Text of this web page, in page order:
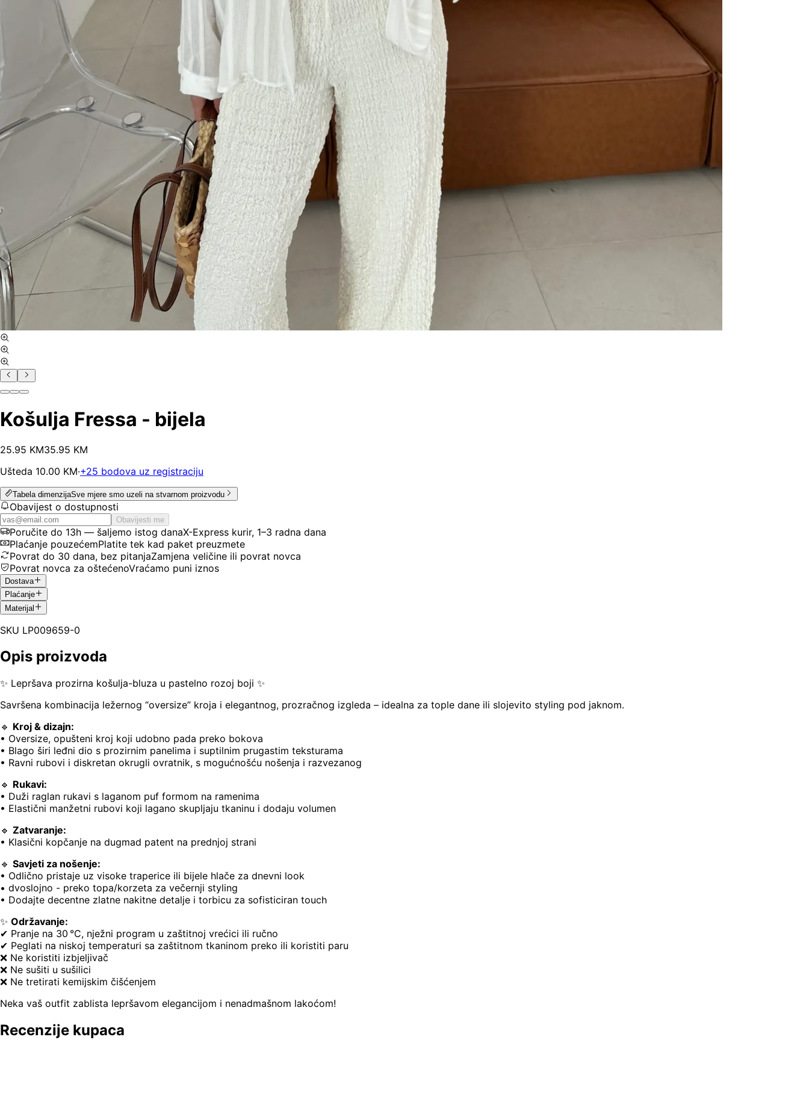
Košulja Fressa - bijela
25.95 KM35.95 KM
Ušteda 10.00 KM·+25 bodova uz registraciju
Tabela dimenzijaSve mjere smo uzeli na stvarnom proizvodu
Obavijest o dostupnosti
Obavijesti me
Poručite do 13h — šaljemo istog danaX-Express kurir, 1–3 radna dana
Plaćanje pouzećemPlatite tek kad paket preuzmete
Povrat do 30 dana, bez pitanjaZamjena veličine ili povrat novca
Povrat novca za oštećenoVraćamo puni iznos
Dostava
Plaćanje
Materijal
SKU LP009659-0
Opis proizvoda
✨ Lepršava prozirna košulja-bluza u pastelno rozoj boji ✨
Savršena kombinacija ležernog “oversize” kroja i elegantnog, prozračnog izgleda – idealna za tople dane ili slojevito styling pod jaknom.
🔹 Kroj & dizajn:
• Oversize, opušteni kroj koji udobno pada preko bokova
• Blago širi leđni dio s prozirnim panelima i suptilnim prugastim teksturama
• Ravni rubovi i diskretan okrugli ovratnik, s mogućnošću nošenja i razvezanog
🔹 Rukavi:
• Duži raglan rukavi s laganom puf formom na ramenima
• Elastični manžetni rubovi koji lagano skupljaju tkaninu i dodaju volumen
🔹 Zatvaranje:
• Klasični kopčanje na dugmad patent na prednjoj strani
🔹 Savjeti za nošenje:
• Odlično pristaje uz visoke traperice ili bijele hlače za dnevni look
• dvoslojno - preko topa/korzeta za večernji styling
• Dodajte decentne zlatne nakitne detalje i torbicu za sofisticiran touch
✨ Održavanje:
✔ Pranje na 30 °C, nježni program u zaštitnoj vrećici ili ručno
✔ Peglati na niskoj temperaturi sa zaštitnom tkaninom preko ili koristiti paru
❌ Ne koristiti izbjeljivač
❌ Ne sušiti u sušilici
❌ Ne tretirati kemijskim čišćenjem
Neka vaš outfit zablista lepršavom elegancijom i nenadmašnom lakoćom!
Recenzije kupaca